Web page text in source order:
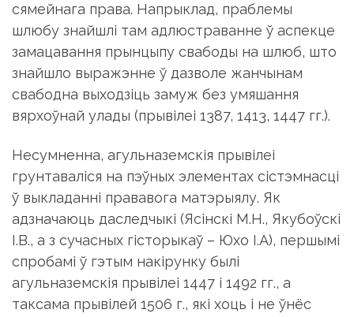
сямейнага права. Напрыклад, праблемы
шлюбу знайшлі там адлюстраванне ў аспекце
замацавання прынцыпу свабоды на шлюб, што
знайшло выражэнне ў дазволе жанчынам
свабодна выходзіць замуж без умяшання
вярхоўнай улады (прывілеі 1387, 1413, 1447 гг.).
Несумненна, агульназемскія прывілеі
грунтаваліся на пэўных элементах сістэмнасці
ў выкладанні прававога матэрыялу. Як
адзначаюць даследчыкі (Ясінскі М.Н., Якубоўскі
І.В., а з сучасных гісторыкаў – Юхо І.А), першымі
спробамі ў гэтым накірунку былі
агульназемскія прывілеі 1447 і 1492 гг., а
таксама прывілей 1506 г., які хоць і не ўнёс